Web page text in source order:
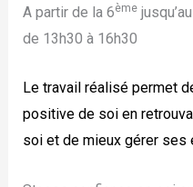
A partir de la 6ème
de 13h30 à 16h30
Le travail réalisé permet
positive de soi en
soi et de mieux gérer ses